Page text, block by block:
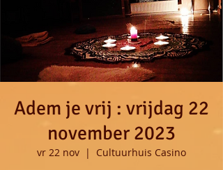
Adem je vrij : vrijdag 22
november 2023
vr 22 nov
  |
Cultuurhuis Casino